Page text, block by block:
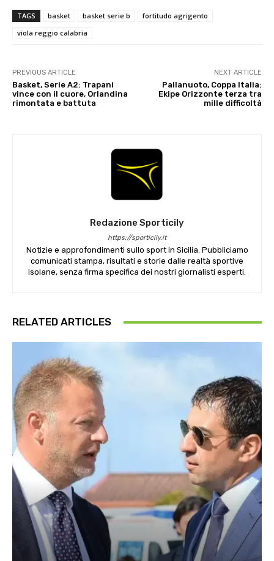
TAGS basket basket serie b
fortitudo agrigento
viola reggio calabria
PREVIOUS ARTICLE
Basket, Serie A2: Trapani
vince con il cuore, Orlandina
rimontata e battuta
NEXT ARTICLE
Pallanuoto, Coppa Italia:
Ekipe Orizzonte terza tra
mille difficoltà
Redazione Sporticily
https://sporticily.it
Notizie e approfondimenti sullo sport in Sicilia. Pubbliciamo
comunicati stampa, risultati e storie dalle realtà sportive
isolane, senza firma specifica dei nostri giornalisti esperti.
RELATED ARTICLES